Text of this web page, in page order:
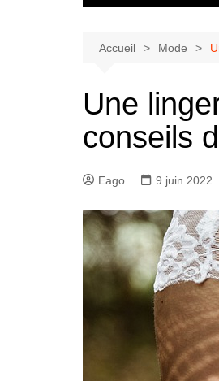
Accueil Mode
Une
conseils
Eago 9 juin 2022